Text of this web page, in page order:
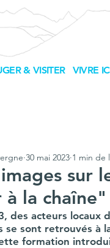
& VISITER VIVRE
sur
la chaîne"
30 mai 2023 1 min de
des acteurs
se sont retrouvés à
formation